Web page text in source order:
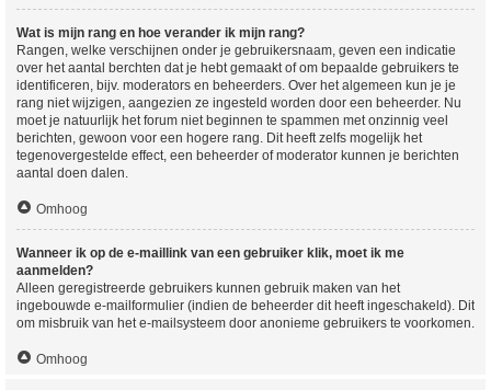
Wat is mijn rang en hoe verander ik mijn rang?
Rangen, welke verschijnen onder je gebruikersnaam, geven een indicatie
over het aantal berchten dat je hebt gemaakt of om bepaalde gebruikers te
identificeren, bijv. moderators en beheerders. Over het algemeen kun je je
rang niet wijzigen, aangezien ze ingesteld worden door een beheerder. Nu
moet je natuurlijk het forum niet beginnen te spammen met onzinnig veel
berichten, gewoon voor een hogere rang. Dit heeft zelfs mogelijk het
tegenovergestelde effect, een beheerder of moderator kunnen je berichten
aantal doen dalen.
Omhoog
Wanneer ik op de e-maillink van een gebruiker klik, moet ik me
aanmelden?
Alleen geregistreerde gebruikers kunnen gebruik maken van het
ingebouwde e-mailformulier (indien de beheerder dit heeft ingeschakeld). Dit
om misbruik van het e-mailsysteem door anonieme gebruikers te voorkomen.
Omhoog